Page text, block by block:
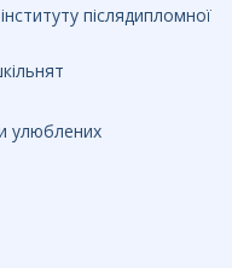
післядипломної
улюблених